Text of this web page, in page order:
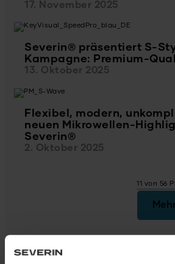
17. November 2025
Severin® präsentiert S-
Kampagne: Premium-
13. Oktober 2025
Flexibel, modern,
neuen Mikrowellen-
Severin®
2. Oktober 2025
11 von 56